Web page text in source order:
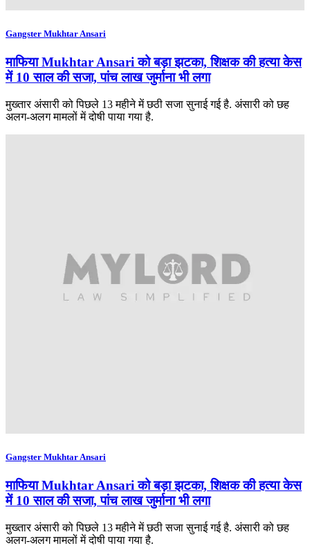
Gangster Mukhtar Ansari
माफिया Mukhtar Ansari को बड़ा झटका, शिक्षक की हत्या केस
में 10 साल की सजा, पांच लाख जुर्माना भी लगा
मुख्तार अंसारी को पिछले 13 महीने में छठी सजा सुनाई गई है. अंसारी को छह
अलग-अलग मामलों में दोषी पाया गया है.
Gangster Mukhtar Ansari
माफिया Mukhtar Ansari को बड़ा झटका, शिक्षक की हत्या केस
में 10 साल की सजा, पांच लाख जुर्माना भी लगा
मुख्तार अंसारी को पिछले 13 महीने में छठी सजा सुनाई गई है. अंसारी को छह
अलग-अलग मामलों में दोषी पाया गया है.